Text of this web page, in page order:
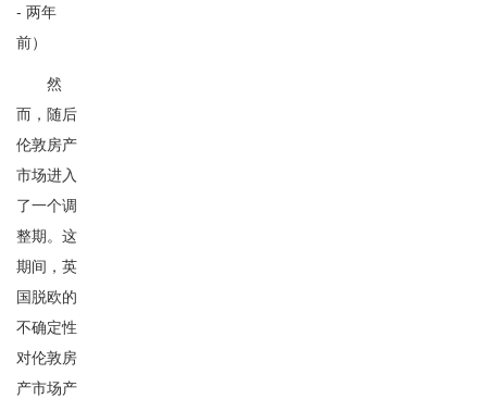
- 两年
前）
然
而，随后
伦敦房产
市场进入
了一个调
整期。这
期间，英
国脱欧的
不确定性
对伦敦房
产市场产